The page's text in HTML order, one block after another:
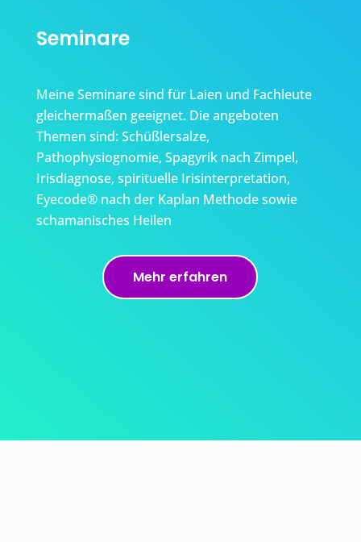
Seminare
Meine Seminare sind für Laien und Fachleute
gleichermaßen geeignet. Die angeboten
Themen sind: Schüßlersalze,
Pathophysiognomie, Spagyrik nach Zimpel,
Irisdiagnose, spirituelle Irisinterpretation,
Eyecode® nach der Kaplan Methode sowie
schamanisches Heilen
Mehr erfahren